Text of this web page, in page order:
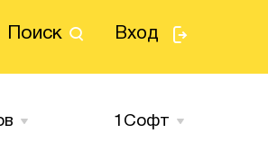
Поиск Вход
1Cофт